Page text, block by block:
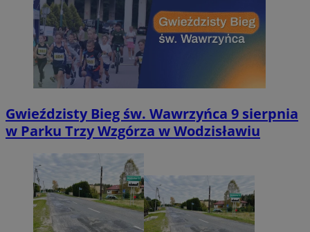
Gwieździsty Bieg św. Wawrzyńca 9 sierpnia
w Parku Trzy Wzgórza w Wodzisławiu